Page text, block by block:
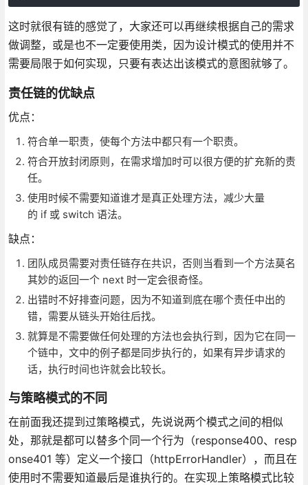
这时就很有链的感觉了，大家还可以再继续根据自己的需求
做调整，或是也不一定要使用类，因为设计模式的使用并不
需要局限于如何实现，只要有表达出该模式的意图就够了。
责任链的优缺点
优点：
符合单一职责，使每个方法中都只有一个职责。
符合开放封闭原则，在需求增加时可以很方便的扩充新的责
任。
使用时候不需要知道谁才是真正处理方法，减少大量
的 if 或 switch 语法。
缺点：
团队成员需要对责任链存在共识，否则当看到一个方法莫名
其妙的返回一个 next 时一定会很奇怪。
出错时不好排查问题，因为不知道到底在哪个责任中出的
错，需要从链头开始往后找。
就算是不需要做任何处理的方法也会执行到，因为它在同一
个链中，文中的例子都是同步执行的，如果有异步请求的
话，执行时间也许就会比较长。
与策略模式的不同
在前面我还提到过策略模式，先说说两个模式之间的相似
处，那就是都可以替多个同一个行为（response400、resp
onse401 等）定义一个接口（httpErrorHandler），而且在
使用时不需要知道最后是谁执行的。在实现上策略模式比较